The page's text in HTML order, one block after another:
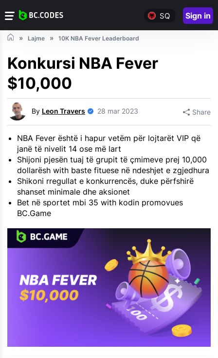
SQ Sign in
Lajme 10K NBA Fever Leaderboard
Konkursi NBA Fever
$10,000
By Leon Travers 28 mar 2023 Share
NBA Fever është i hapur vetëm për lojtarët VIP që
janë të nivelit 14 ose më lart
Shijoni pjesën tuaj të grupit të çmimeve prej 10,000
dollarësh with baste fituese në ndeshjet e zgjedhura
Shikoni rregullat e konkurrencës, duke përfshirë
shanset minimale dhe aksionet
Bet në sportet mbi 35 with kodin promovues
BC.Game